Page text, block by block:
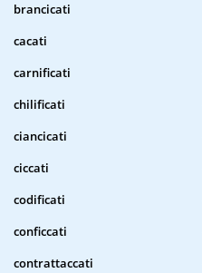
brancicati
cacati
carnificati
chilificati
ciancicati
ciccati
codificati
conficcati
contrattaccati